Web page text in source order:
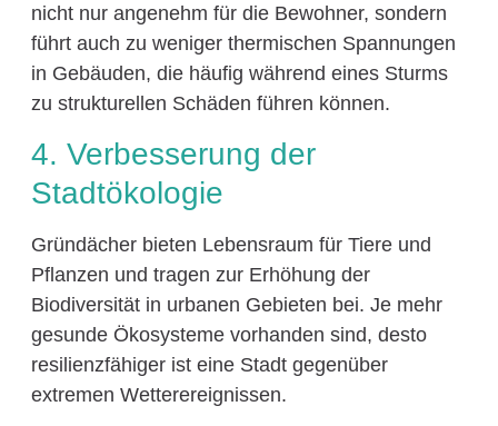
nicht nur angenehm für die Bewohner, sondern
führt auch zu weniger thermischen Spannungen
in Gebäuden, die häufig während eines Sturms
zu strukturellen Schäden führen können.
4. Verbesserung der
Stadtökologie
Gründächer bieten Lebensraum für Tiere und
Pflanzen und tragen zur Erhöhung der
Biodiversität in urbanen Gebieten bei. Je mehr
gesunde Ökosysteme vorhanden sind, desto
resilienzfähiger ist eine Stadt gegenüber
extremen Wetterereignissen.